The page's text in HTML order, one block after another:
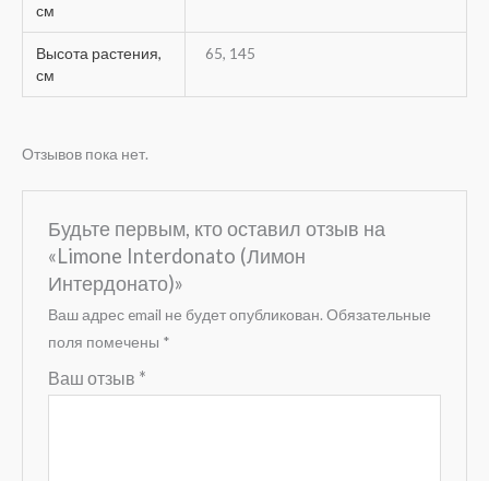
см
Высота растения,
см
65, 145
Отзывов пока нет.
Будьте первым, кто оставил отзыв на
«Limone Interdonato (Лимон
Интердонато)»
Ваш адрес email не будет опубликован. Обязательные
поля помечены *
Ваш отзыв *